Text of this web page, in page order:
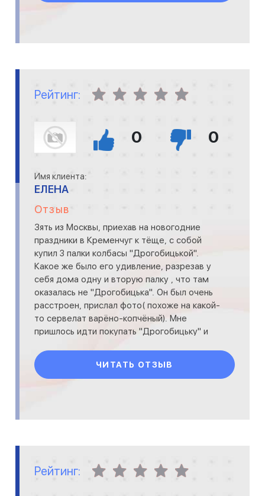
Рейтинг:
0 0
Имя клиента:
ЕЛЕНА
Отзыв
Зять из Москвы, приехав на новогодние
праздники в Кременчуг к тёще, с собой
купил 3 палки колбасы "Дрогобицькой".
Какое же было его удивление, разрезав у
себя дома одну и вторую палку , что там
оказалась не "Дрогобицька". Он был очень
расстроен, прислал фото( похоже на какой-
то сервелат варёно-копчёный). Мне
пришлось идти покупать "Дрогобицьку" и
ЧИТАТЬ ОТЗЫВ
Рейтинг: